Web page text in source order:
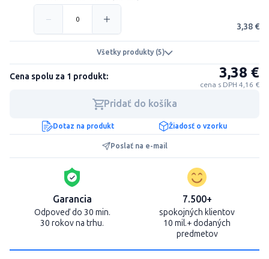
3,38 €
Všetky produkty (5)
Cena spolu za 1 produkt: 3,38 €
cena s DPH 4,16 €
Pridať do košíka
Dotaz na produkt Žiadosť o vzorku
Poslať na e-mail
Garancia
Odpoveď do 30 min.
30 rokov na trhu.
7.500+
spokojných klientov
10 mil.+ dodaných
predmetov